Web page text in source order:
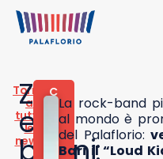
Torna
a
tutte
le
news
Zitti
e
buoni:
C
La rock-band
al mondo è
del Palaflorio:
Bari il “Loud